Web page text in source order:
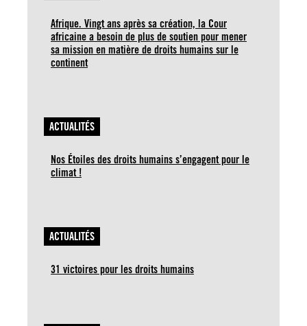
Afrique. Vingt ans après sa création, la Cour
africaine a besoin de plus de soutien pour mener
sa mission en matière de droits humains sur le
continent
ACTUALITÉS
Nos Étoiles des droits humains s’engagent pour le
climat !
ACTUALITÉS
31 victoires pour les droits humains